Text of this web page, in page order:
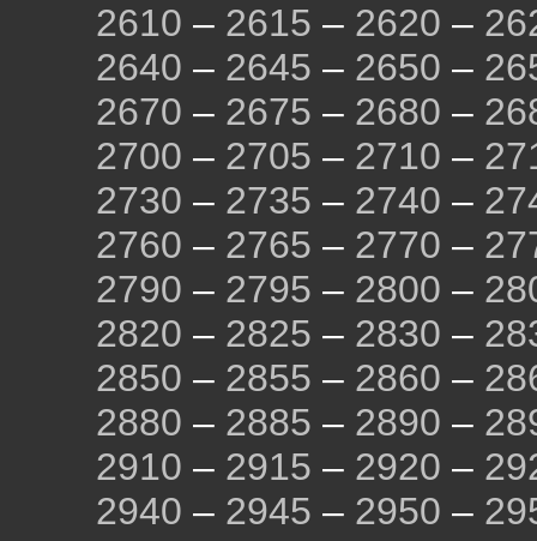
2610 – 2615 – 2620 –
2640 – 2645 – 2650 –
2670 – 2675 – 2680 –
2700 – 2705 – 2710 –
2730 – 2735 – 2740 –
2760 – 2765 – 2770 –
2790 – 2795 – 2800 –
2820 – 2825 – 2830 –
2850 – 2855 – 2860 –
2880 – 2885 – 2890 –
2910 – 2915 – 2920 –
2940 – 2945 – 2950 –